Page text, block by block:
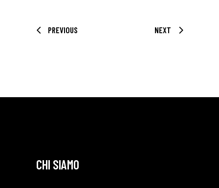
PREVIOUS NEXT
CHI SIAMO